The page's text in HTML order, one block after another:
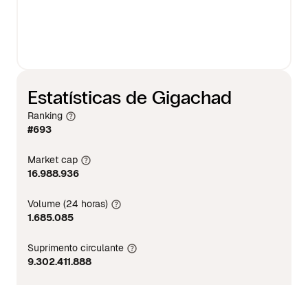
Estatísticas de Gigachad
Ranking
#693
Market cap
16.988.936
Volume (24 horas)
1.685.085
Suprimento circulante
9.302.411.888